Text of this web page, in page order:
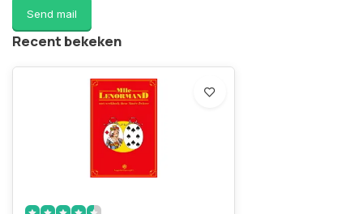
Send mail
Recent bekeken